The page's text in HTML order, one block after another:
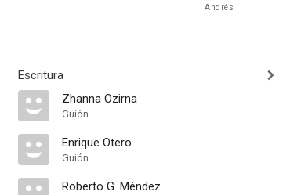
Andrés
Escritura
Zhanna Ozirna
Guión
Enrique Otero
Guión
Roberto G. Méndez